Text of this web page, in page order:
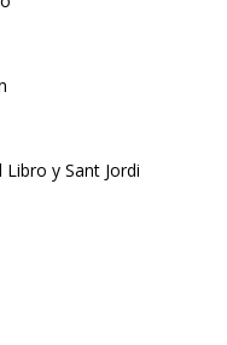
y Sant Jordi